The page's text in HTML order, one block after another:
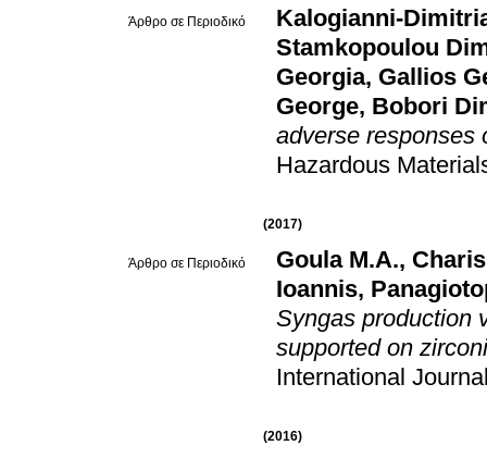
Άρθρο σε Περιοδικό
Kalogianni-
Stamkopoulou
Georgia, Gallios
George, Bobori
adverse responses
Hazardous
(2017)
Άρθρο σε Περιοδικό Goula M.A.,
Ioannis,
Syngas production
supported on
International
(2016)